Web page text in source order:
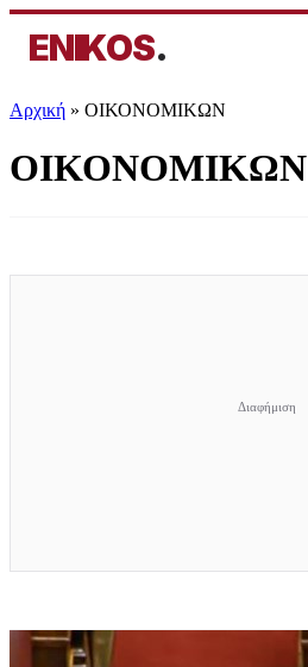
ENIKOS.
Αρχική » ΟΙΚΟΝΟΜΙΚΩΝ
ΟΙΚΟΝΟΜΙΚΩΝ